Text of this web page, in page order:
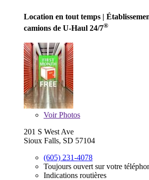
Location en tout temps |
camions de U-Haul 24/7®
VoirPhotos
201 S West Ave
Sioux Falls, SD 57104
(605) 231-4078
Toujours ouvert sur votre
Indications routières